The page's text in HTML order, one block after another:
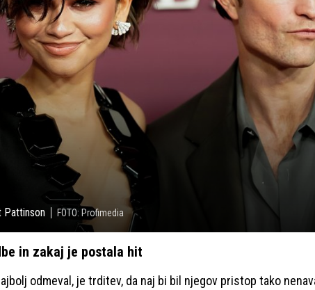
Pattinson FOTO: Profimedia
in zakaj je postala hit
odmeval, je trditev, da naj bi bil njegov pristop tako